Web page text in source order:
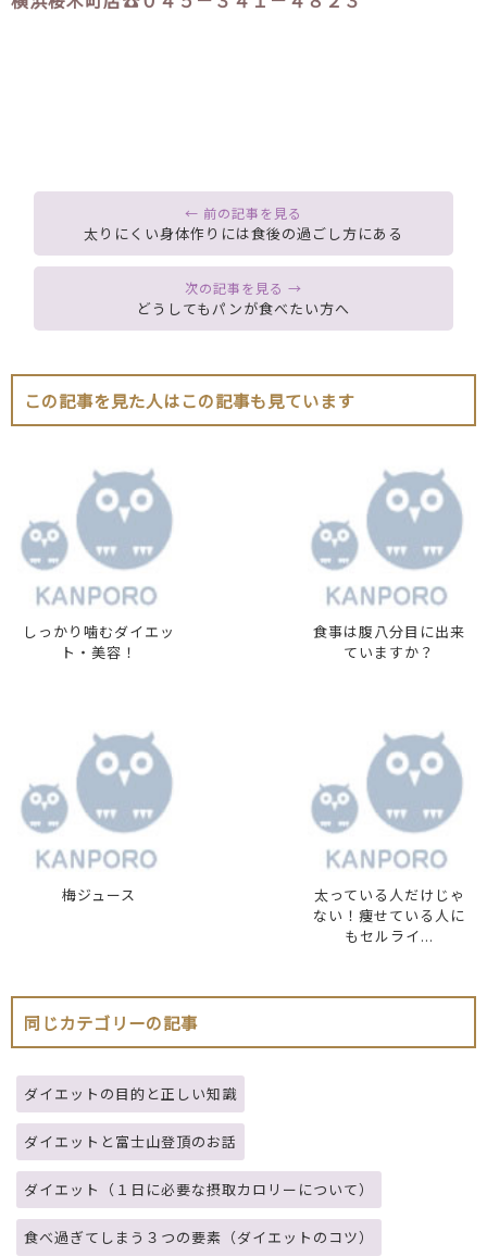
太りにくい身体作りには食後の過ごし方にある
どうしてもパンが食べたい方へ
この記事を見た人はこの記事も見ています
しっかり噛むダイエッ
ト・美容！
食事は腹八分目に出来
ていますか？
梅ジュース
太っている人だけじゃ
ない！痩せている人に
もセルライ...
同じカテゴリーの記事
ダイエットの目的と正しい知識
ダイエットと富士山登頂のお話
ダイエット（１日に必要な摂取カロリーについて）
食べ過ぎてしまう３つの要素（ダイエットのコツ）